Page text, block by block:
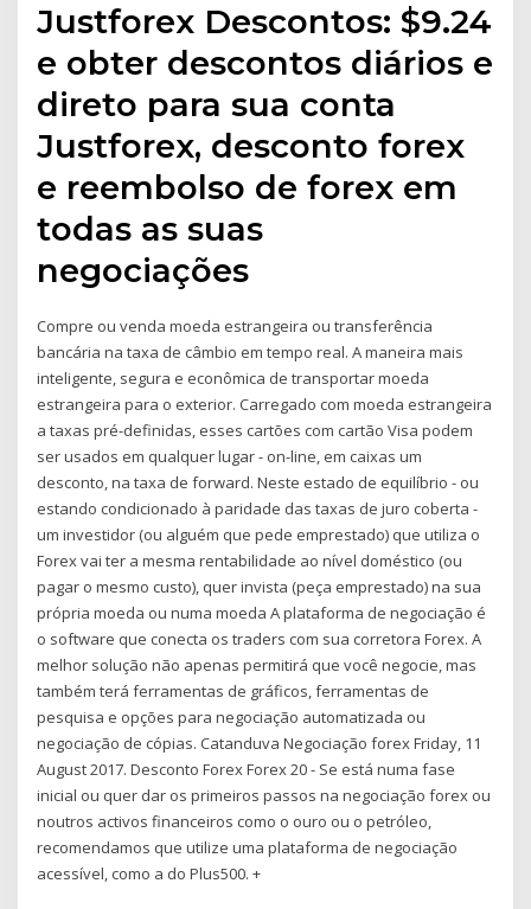
Justforex Descontos: $9.24
e obter descontos diários e
direto para sua conta
Justforex, desconto forex
e reembolso de forex em
todas as suas
negociações
Compre ou venda moeda estrangeira ou transferência
bancária na taxa de câmbio em tempo real. A maneira mais
inteligente, segura e econômica de transportar moeda
estrangeira para o exterior. Carregado com moeda estrangeira
a taxas pré-definidas, esses cartões com cartão Visa podem
ser usados em qualquer lugar - on-line, em caixas um
desconto, na taxa de forward. Neste estado de equilíbrio - ou
estando condicionado à paridade das taxas de juro coberta -
um investidor (ou alguém que pede emprestado) que utiliza o
Forex vai ter a mesma rentabilidade ao nível doméstico (ou
pagar o mesmo custo), quer invista (peça emprestado) na sua
própria moeda ou numa moeda A plataforma de negociação é
o software que conecta os traders com sua corretora Forex. A
melhor solução não apenas permitirá que você negocie, mas
também terá ferramentas de gráficos, ferramentas de
pesquisa e opções para negociação automatizada ou
negociação de cópias. Catanduva Negociação forex Friday, 11
August 2017. Desconto Forex Forex 20 - Se está numa fase
inicial ou quer dar os primeiros passos na negociação forex ou
noutros activos financeiros como o ouro ou o petróleo,
recomendamos que utilize uma plataforma de negociação
acessível, como a do Plus500. +